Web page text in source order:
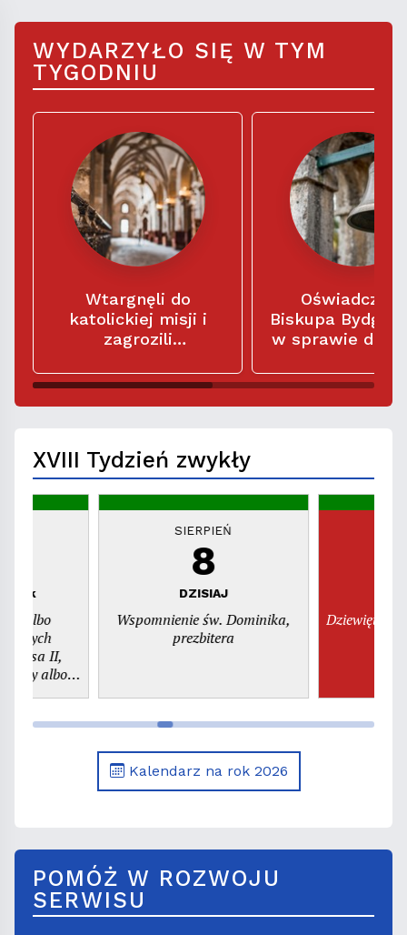
WYDARZYŁO SIĘ W TYM
TYGODNIU
Wtargnęli do
katolickiej misji i
zagrozili
siedem dni na
Biskupa
w sprawie
parafialnym
XVIII Tydzień zwykły
albo
albo
SIERPIEŃ
8
DZISIAJ
Wspomnienie św. Dominika,
prezbitera
Kalendarz na rok 2026
POMÓŻ W ROZWOJU
SERWISU